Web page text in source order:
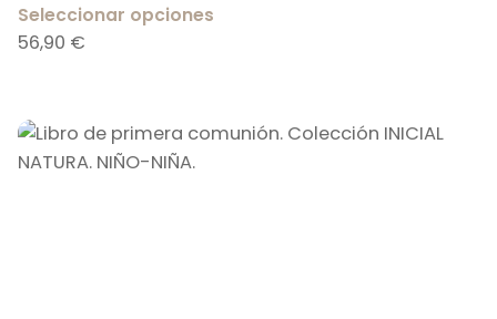
Seleccionar opciones
56,90 €